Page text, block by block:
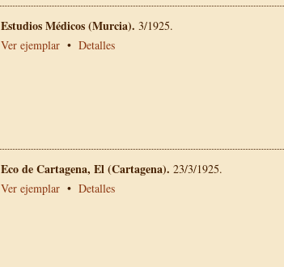
Estudios Médicos (Murcia). 3/1925.
Ver ejemplar • Detalles
Eco de Cartagena, El (Cartagena). 23/3/1925.
Ver ejemplar • Detalles